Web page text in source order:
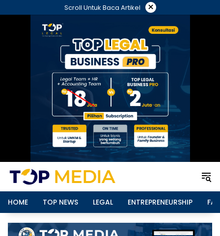
ke
Scroll Untuk Baca Artikel ×
HOME TOP NEWS LEGAL ENTREPRENEURSHIP